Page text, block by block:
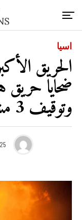
اسيا
الحريق
وتوقيف 3 مشتبه بهم